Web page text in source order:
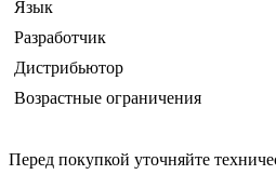
Язык
Разработчик
Дистрибьютор
Возрастные ограничения
Перед покупкой уточняйте